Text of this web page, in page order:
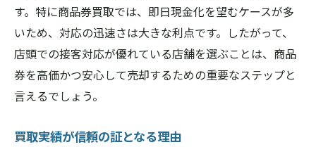
す。特に商品券買取では、即日現金化を望むケースが多
いため、対応の迅速さは大きな利点です。したがって、
店頭での接客対応が優れている店舗を選ぶことは、商品
券を高価かつ安心して売却するための重要なステップと
言えるでしょう。
買取実績が信頼の証となる理由